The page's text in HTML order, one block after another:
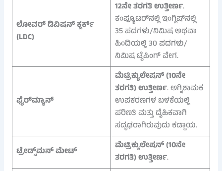
ಲೋವರ್ ಡಿವಿಷನ್ ಕ್ಲರ್ಕ್
(LDC)
12ನೇ ತರಗತಿ ಉತ್ತೀರ್ಣ.
ಕಂಪ್ಯೂಟರ್‌ನಲ್ಲಿ ಇಂಗ್ಲಿಷ್‌ನಲ್ಲಿ
35 ಪದಗಳು/ನಿಮಿಷ ಅಥವಾ
ಹಿಂದಿಯಲ್ಲಿ 30 ಪದಗಳು/
ನಿಮಿಷ ಟೈಪಿಂಗ್ ವೇಗ.
ಫೈರ್‌ಮ್ಯಾನ್
ಮೆಟ್ರಿಕ್ಯುಲೇಷನ್ (10ನೇ
ತರಗತಿ) ಉತ್ತೀರ್ಣ. ಅಗ್ನಿಶಾಮಕ
ಉಪಕರಣಗಳ ಬಳಕೆಯಲ್ಲಿ
ಪರಿಣತಿ ಮತ್ತು ದೈಹಿಕವಾಗಿ
ಸದೃಢರಾಗಿರುವುದು ಕಡ್ಡಾಯ.
ಟ್ರೇಡ್ಸ್‌ಮನ್ ಮೇಟ್
ಮೆಟ್ರಿಕ್ಯುಲೇಷನ್ (10ನೇ
ತರಗತಿ) ಉತ್ತೀರ್ಣ.